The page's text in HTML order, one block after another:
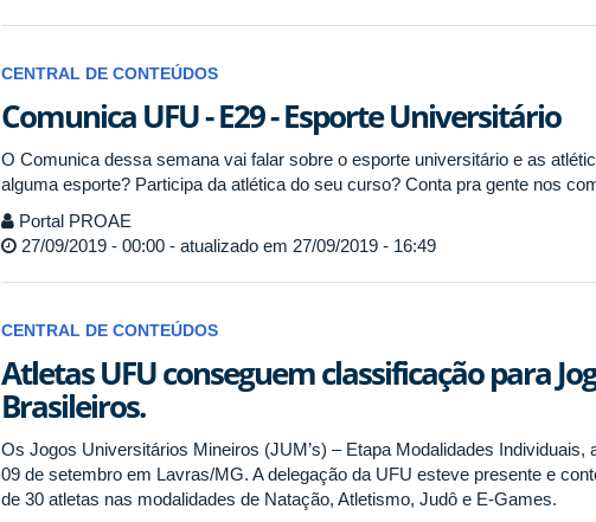
CENTRAL DE CONTEÚDOS
Comunica UFU - E29 - Esporte Universitário
O Comunica dessa semana vai falar sobre o esporte universitário e as
alguma esporte? Participa da atlética do seu curso? Conta pra gente nos
Portal PROAE
27/09/2019 - 00:00 - atualizado em 27/09/2019 - 16:49
CENTRAL DE CONTEÚDOS
Atletas UFU conseguem classificação para
Brasileiros.
Os Jogos Universitários Mineiros (JUM’s) – Etapa Modalidades Individuais,
09 de setembro em Lavras/MG. A delegação da UFU esteve presente e
de 30 atletas nas modalidades de Natação, Atletismo, Judô e E-Games.